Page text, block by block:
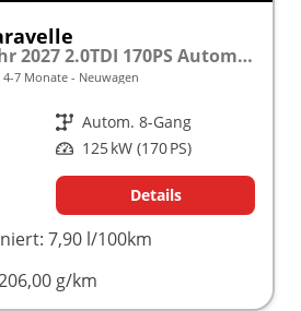
Life KR Modelljahr 2027 2.0TDI 170PS Autom. SHZ/STHZ/KAMERA/TEMPOMAT/LED/SMARTLINK frei konfigurierbar!
7 Monate Neuwagen
Getriebe Autom. 8-Gang
Leistung 125 kW (170 PS)
Details
7,90 l/100km
g/km